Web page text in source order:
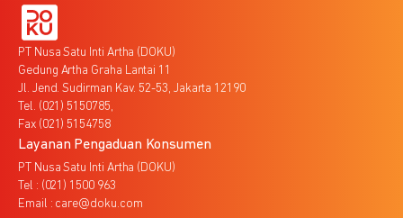
PT Nusa Satu Inti Artha (DOKU)
Gedung Artha Graha Lantai 11
Jl. Jend. Sudirman Kav. 52-53, Jakarta 12190
Tel. (021) 5150785,
Fax (021) 5154758
Layanan Pengaduan Konsumen
PT Nusa Satu Inti Artha (DOKU)
Tel : (021) 1500 963
Email : care@doku.com